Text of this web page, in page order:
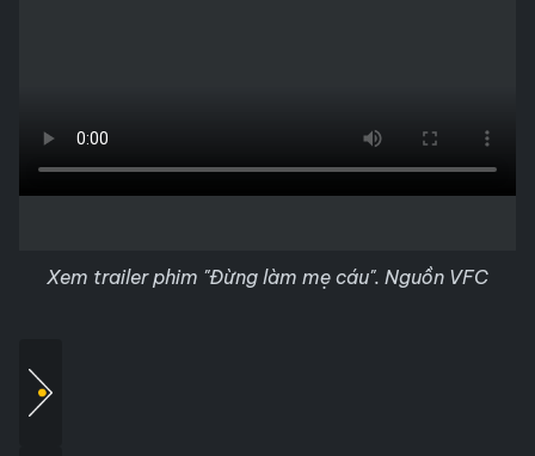
Xem trailer phim "Đừng làm mẹ cáu". Nguồn VFC